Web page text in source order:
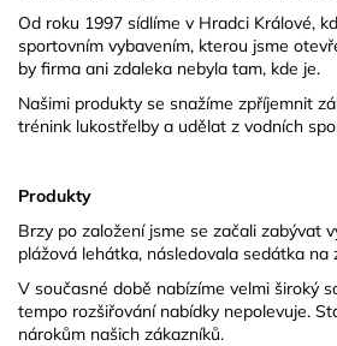
Od roku 1997 sídlíme v Hradci Králové,
sportovním vybavením, kterou jsme
by firma ani zdaleka nebyla tam, kde je.
Našimi produkty se snažíme zpříjemnit
trénink lukostřelby a udělat z vodních
Produkty
Brzy po založení jsme se začali zabývat
plážová lehátka, následovala sedátka
V současné době nabízíme velmi široký
tempo rozšiřování nabídky nepolevuje.
nárokům našich zákazníků.